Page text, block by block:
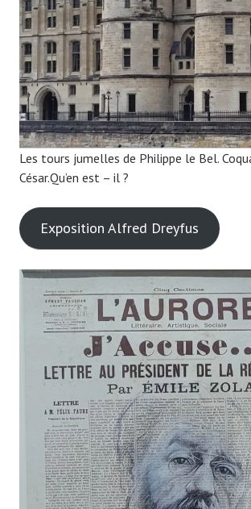
Les tours jumelles de Philippe le Bel.
César.Qu’en est – il ?
Exposition Alfred Dreyfus